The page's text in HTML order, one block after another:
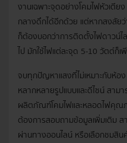
งานเฉพาะจุดอย่างโคมไฟหัวเตีย
กลางดึกได้อีกด้วย แต่หากสงสัย
ก็ต้องบอกว่าการติดตั้งไฟดาวน์
ไป มักใช้ไฟแต่ละจุด 5-10 วัตต์ก็
จบทุกปัญหาแสงที่ไม่เหมาะกับห้อ
หลากหลายรูปแบบและดีไซน์ สาม
ผลิตภัณฑ์โคมไฟและหลอดไฟคุณ
ต้องการสอบถามข้อมูลเพิ่มเติม
ผ่านทางออนไลน์ หรือเลือกชมสิ